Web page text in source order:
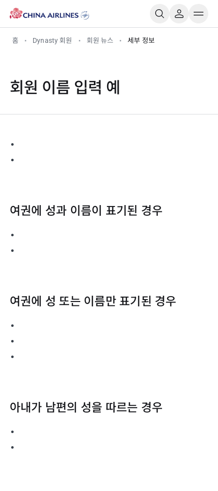
홈 Dynasty 회원 회원 뉴스 세부 정보
회원 이름 입력 예
여권에 성과 이름이 표기된 경우
여권에 성 또는 이름만 표기된 경우
아내가 남편의 성을 따르는 경우